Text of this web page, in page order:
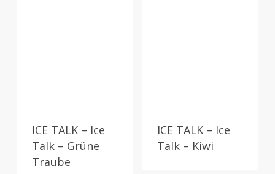
ICE TALK – Ice
Talk – Grüne
Traube
ICE TALK – Ice
Talk – Kiwi